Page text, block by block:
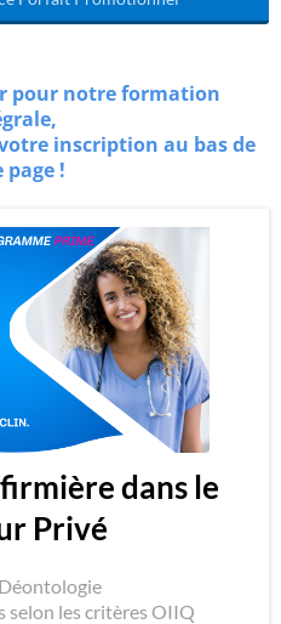
pour notre formation
inscription au bas de
page !
dans le
Privé
selon les critères OIIQ